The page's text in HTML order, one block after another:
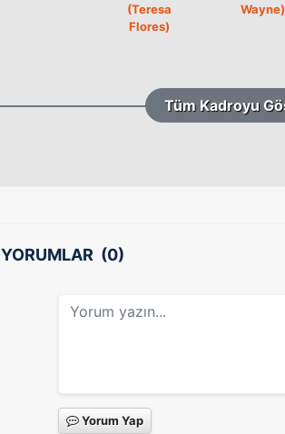
(Teresa
Flores)
Wayne)
Tüm Kadroyu
YORUMLAR (0)
Yorum Yap